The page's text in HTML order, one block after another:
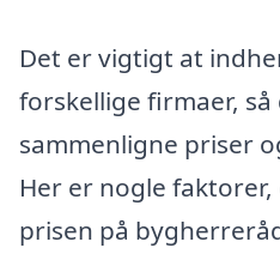
Det er vigtigt at
forskellige firmaer, så
sammenligne priser
Her er nogle
prisen på